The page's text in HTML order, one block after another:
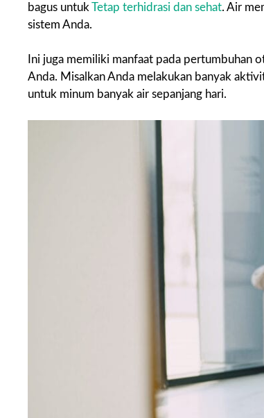
bagus untuk Tetap terhidrasi dan sehat. Air
sistem Anda.
Ini juga memiliki manfaat pada pertumbuhan
Anda. Misalkan Anda melakukan banyak
untuk minum banyak air sepanjang hari.